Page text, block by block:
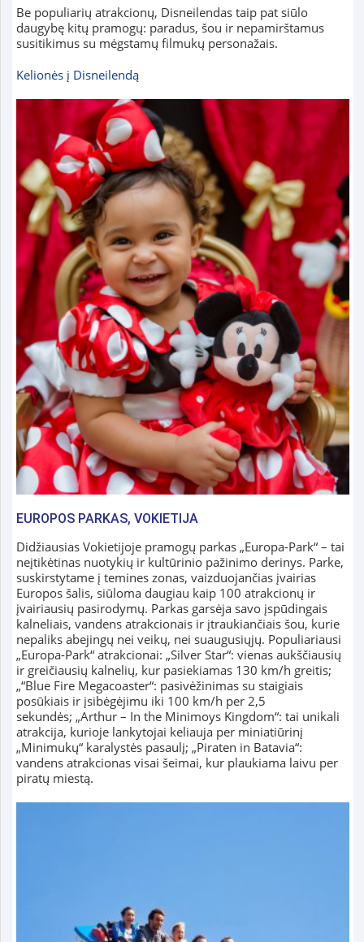
Be populiarių atrakcionų, Disneilendas taip pat siūlo
daugybę kitų pramogų: paradus, šou ir nepamirštamus
susitikimus su mėgstamų filmukų personažais.
Kelionės į Disneilendą
EUROPOS PARKAS, VOKIETIJA
Didžiausias Vokietijoje pramogų parkas „Europa-Park“ – tai
neįtikėtinas nuotykių ir kultūrinio pažinimo derinys. Parke,
suskirstytame į temines zonas, vaizduojančias įvairias
Europos šalis, siūloma daugiau kaip 100 atrakcionų ir
įvairiausių pasirodymų. Parkas garsėja savo įspūdingais
kalneliais, vandens atrakcionais ir įtraukiančiais šou, kurie
nepaliks abejingų nei veikų, nei suaugusiųjų. Populiariausi
„Europa-Park“ atrakcionai: „Silver Star“: vienas aukščiausių
ir greičiausių kalnelių, kur pasiekiamas 130 km/h greitis;
„“Blue Fire Megacoaster“: pasivėžinimas su staigiais
posūkiais ir įsibėgėjimu iki 100 km/h per 2,5
sekundės; „Arthur – In the Minimoys Kingdom“: tai unikali
atrakcija, kurioje lankytojai keliauja per miniatiūrinį
„Minimukų“ karalystės pasaulį; „Piraten in Batavia“:
vandens atrakcionas visai šeimai, kur plaukiama laivu per
piratų miestą.